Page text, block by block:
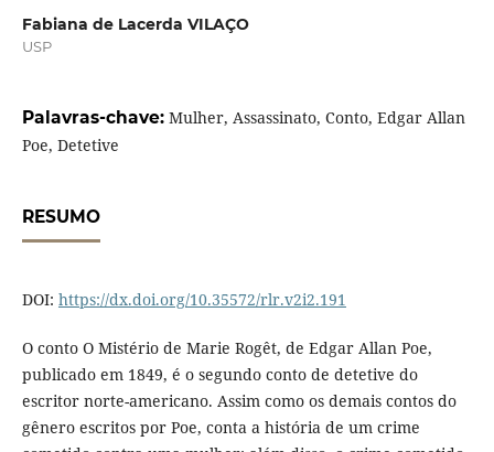
Fabiana de Lacerda VILAÇO
USP
Palavras-chave: Mulher, Assassinato, Conto, Edgar Allan
Poe, Detetive
RESUMO
DOI: https://dx.doi.org/10.35572/rlr.v2i2.191
O conto O Mistério de Marie Rogêt, de Edgar Allan Poe,
publicado em 1849, é o segundo conto de detetive do
escritor norte-americano. Assim como os demais contos do
gênero escritos por Poe, conta a história de um crime